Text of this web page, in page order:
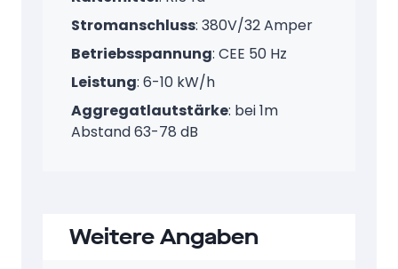
Stromanschluss: 380V/32 Amper
Betriebsspannung: CEE 50 Hz
Leistung: 6-10 kW/h
Aggregatlautstärke: bei 1m
Abstand 63-78 dB
Weitere Angaben